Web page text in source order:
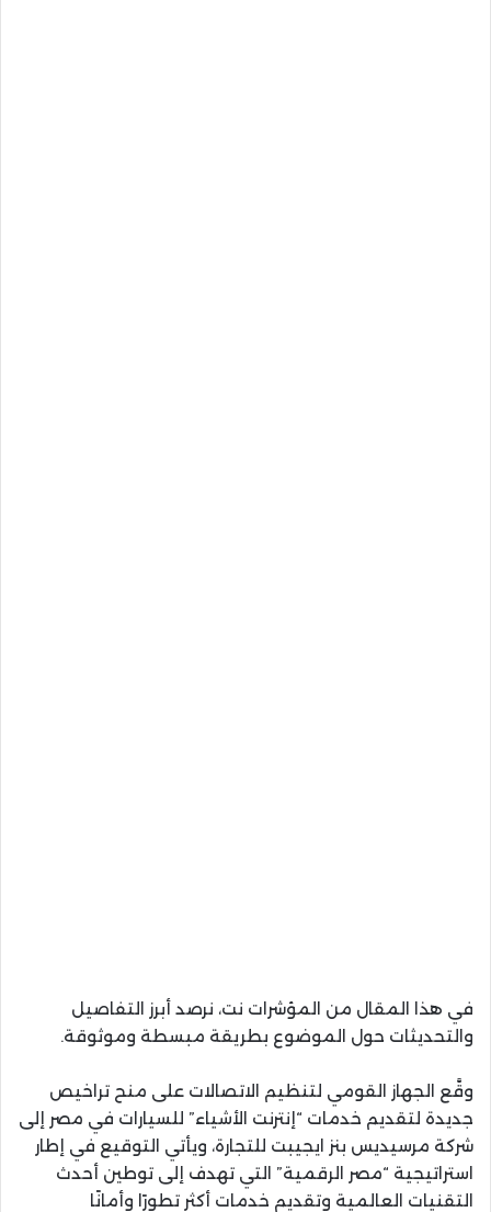
في هذا المقال من المؤشرات نت، نرصد أبرز التفاصيل
والتحديثات حول الموضوع بطريقة مبسطة وموثوقة.
وقَّع الجهاز القومي لتنظيم الاتصالات على منح تراخيص
جديدة لتقديم خدمات “إنترنت الأشياء” للسيارات في مصر إلى
شركة مرسيديس بنز ايجيبت للتجارة، ويأتي التوقيع في إطار
استراتيجية “مصر الرقمية” التي تهدف إلى توطين أحدث
التقنيات العالمية وتقديم خدمات أكثر تطورًا وأمانًا